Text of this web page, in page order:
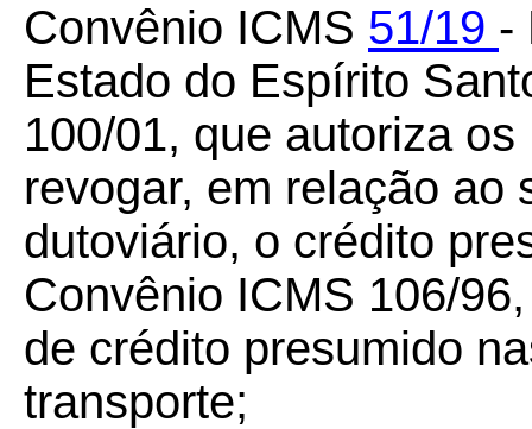
Convênio ICMS 51/19 -
Estado do Espírito
100/01, que autoriza
revogar, em relação ao
dutoviário, o crédito
Convênio ICMS 106/
de crédito presumido
transporte;